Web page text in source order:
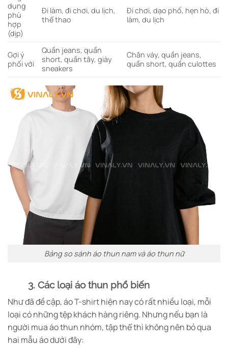
dụng
phù
hợp
(dịp)
Đi làm, đi chơi, du lịch,
thể thao
Đi chơi, dạo phố, hẹn hò, đi
làm, du lịch
Gợi ý
phối với
Quần jeans, quần
short, quần tây, giày
sneakers
Chân váy, quần jeans,
quần short, quần culottes
Bảng so sánh áo thun nam và áo thun nữ
3. Các loại áo thun phổ biến
Như đã đề cập, áo T-shirt hiện nay có rất nhiều loại, mỗi
loại có những tệp khách hàng riêng. Nhưng nếu bạn là
người mua áo thun nhóm, tập thể thì không nên bỏ qua
hai mẫu áo dưới đây: